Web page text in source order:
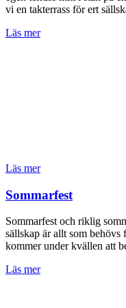
vi en takterrass för ert
Läs mer
Läs mer
Sommarfest
Sommarfest och riklig
sällskap är allt som
kommer under kvällen att
Läs mer